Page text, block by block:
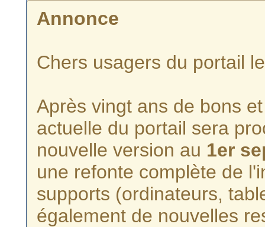
Annonce
Chers usagers du portail
Après vingt ans de bons
actuelle du portail sera
nouvelle version au 1er
une refonte complète de
supports (ordinateurs,
également de nouvelles